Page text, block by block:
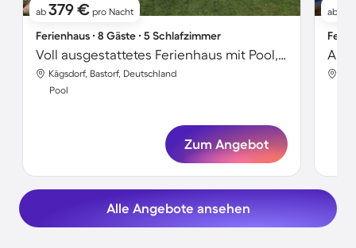
ab 379 € pro Nacht
Ferienhaus ∙ 8 Gäste ∙ 5 Schlafzimmer
Voll ausgestattetes Ferienhaus mit Pool, Sauna und Terrasse
Kägsdorf, Bastorf, Deutschland
Pool
Zum Angebot
ab
Alle Angebote ansehen